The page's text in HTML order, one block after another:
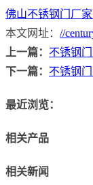
佛山不锈钢门厂家
本文网址： //
上一篇： 不锈钢
下一篇： 不锈钢
最近浏览：
相关产品
相关新闻